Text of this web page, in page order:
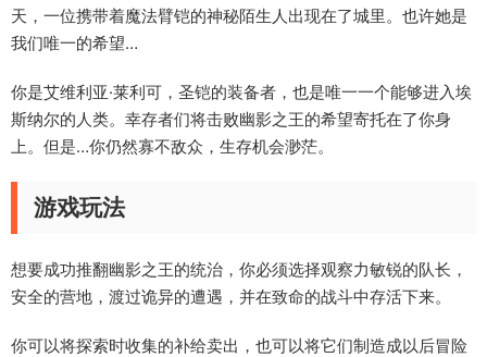
天，一位携带着魔法臂铠的神秘陌生人出现在了城里。也许她是
我们唯一的希望…
你是艾维利亚·莱利可，圣铠的装备者，也是唯一一个能够进入埃
斯纳尔的人类。幸存者们将击败幽影之王的希望寄托在了你身
上。但是…你仍然寡不敌众，生存机会渺茫。
游戏玩法
想要成功推翻幽影之王的统治，你必须选择观察力敏锐的队长，
安全的营地，渡过诡异的遭遇，并在致命的战斗中存活下来。
你可以将探索时收集的补给卖出，也可以将它们制造成以后冒险